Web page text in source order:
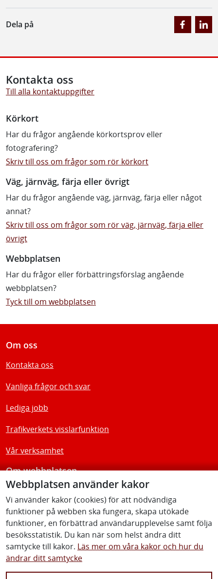
Dela på
Webbplatsen använder kakor
Vi använder kakor (cookies) för att nödvändiga
funktioner på webben ska fungera, skapa utökade
funktioner, en förbättrad användarupplevelse samt följa
besöksstatistik. Du kan när som helst ändra ditt
samtycke till kakor. Läs mer om våra kakor och hur du
ändrar ditt samtycke
Kontakta oss
Till alla kontaktuppgifter
Körkort
Har du frågor angående körkortsprov eller
fotografering?
Skriv till oss om frågor som rör körkort
Väg, järnväg, färja eller övrigt
Har du frågor angående väg, järnväg, färja eller något
annat?
Skriv till oss om frågor som rör väg, järnväg, färja eller
övrigt
Webbplatsen
Har du frågor eller förbättringsförslag angående
webbplatsen?
Tyck till om webbplatsen
Om oss
Kontakta oss
Vanliga frågor och svar
Lediga jobb
Trafikverkets visslarfunktion
Vår verksamhet
Om webbplatsen
Tillgänglighetsredogörelse
Följ oss
Facebook Youtube